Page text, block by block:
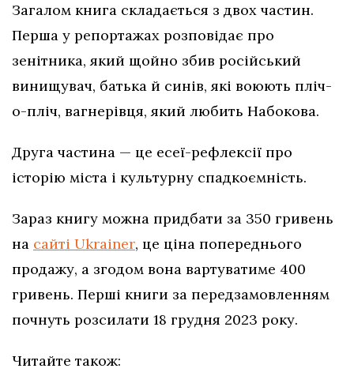
Загалом книга складається з двох частин.
Перша у репортажах розповідає про
зенітника, який щойно збив російський
винищувач, батька й синів, які воюють пліч-
о-пліч, вагнерівця, який любить Набокова.
Друга частина — це есеї-рефлексії про
історію міста і культурну спадкоємність.
Зараз книгу можна придбати за 350 гривень
на сайті Ukrainer, це ціна попереднього
продажу, а згодом вона вартуватиме 400
гривень. Перші книги за передзамовленням
почнуть розсилати 18 грудня 2023 року.
Читайте також: